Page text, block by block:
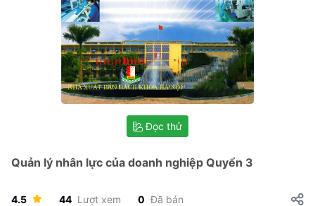
Đọc thử
Quản lý nhân lực của doanh nghiệp Quyển 3
4.5 44 Lượt xem 0 Đã bán